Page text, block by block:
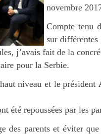
novembre
Compte tenu
sur différentes
j’avais fait de la
pour la Serbie.
niveau et le président
été repoussées par les
des parents et éviter que